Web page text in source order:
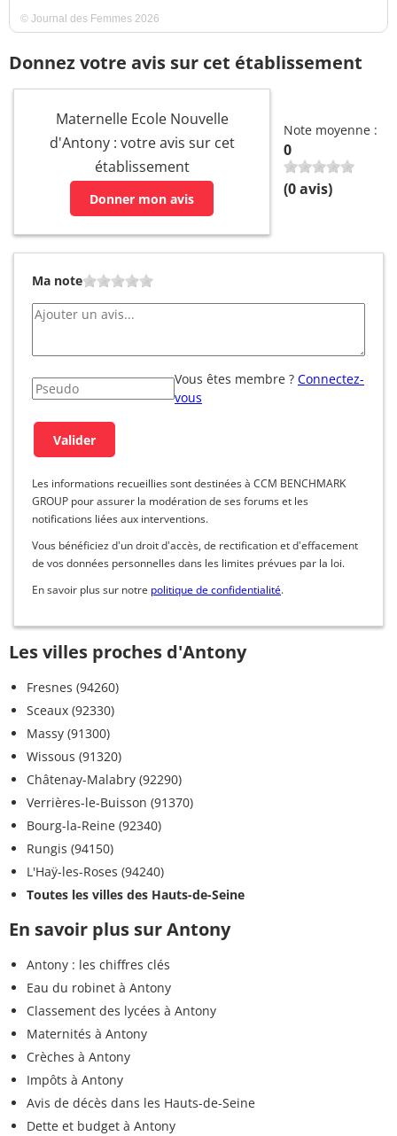
© Journal des Femmes 2026
Donnez votre avis sur cet établissement
Maternelle Ecole Nouvelle
d'Antony : votre avis sur cet
établissement
Donner mon avis
Note moyenne :
0
(0avis)
Ma note
Vous êtes membre ? Connectez-
vous
Les informations recueillies sont destinées à CCM BENCHMARK
GROUP pour assurer la modération de ses forums et les
notifications liées aux interventions.
Vous bénéficiez d'un droit d'accès, de rectification et d'effacement
de vos données personnelles dans les limites prévues par la loi.
En savoir plus sur notre politique de confidentialité.
Les villes proches d'Antony
Fresnes (94260)
Sceaux (92330)
Massy (91300)
Wissous (91320)
Châtenay-Malabry (92290)
Verrières-le-Buisson (91370)
Bourg-la-Reine (92340)
Rungis (94150)
L'Haÿ-les-Roses (94240)
Toutes les villes des Hauts-de-Seine
En savoir plus sur Antony
Antony : les chiffres clés
Eau du robinet à Antony
Classement des lycées à Antony
Maternités à Antony
Crèches à Antony
Impôts à Antony
Avis de décès dans les Hauts-de-Seine
Dette et budget à Antony